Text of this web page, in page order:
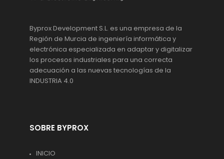
Byprox Development S.L. es una empresa de la
Región de Murcia de ingeniería informática y
electrónica especializada en adaptar y digitalizar
los procesos industriales para una correcta
adecuación a las nuevas tecnologías de la
INDUSTRIA 4.0
SOBRE BYPROX
INICIO